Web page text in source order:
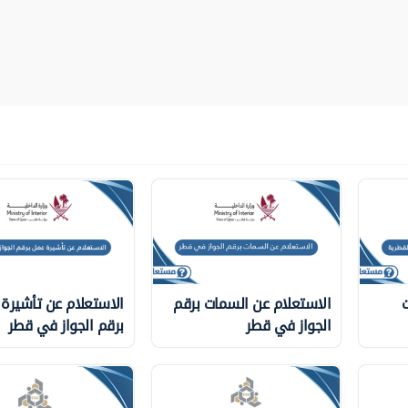
الاستعلام عن السمات برقم
الجواز في قطر
الاستعلام عن
برقم الجواز في قطر